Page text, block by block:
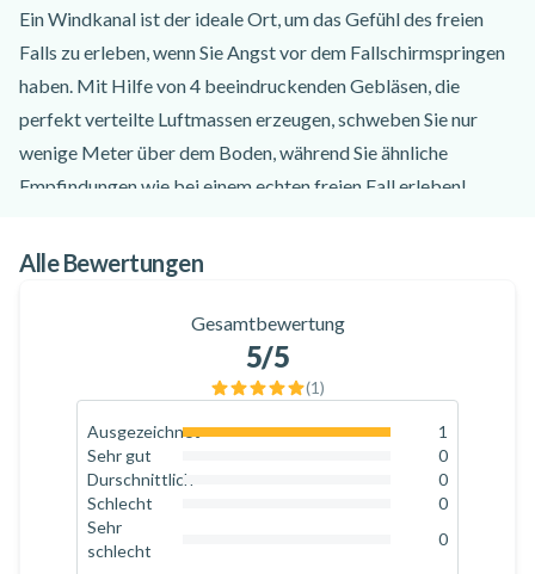
Ein Windkanal ist der ideale Ort, um das Gefühl des freien
Falls zu erleben, wenn Sie Angst vor dem Fallschirmspringen
haben. Mit Hilfe von 4 beeindruckenden Gebläsen, die
perfekt verteilte Luftmassen erzeugen, schweben Sie nur
wenige Meter über dem Boden, während Sie ähnliche
Empfindungen wie bei einem echten freien Fall erleben!
Profis werden Sie bei LUXFLY in Arlon, Belgien, einen
in einem Freifallsimulator in völliger Sicherheit machen. Mit
einer kompletten Flugausrüstung, die aus einem Anzug, einem
Helm und Ohrstöpseln besteht, sind Sie bereit, abzuheben!
Fluglehrers vor dem Flug zu folgen, um den freien Fall im
Windkanal voll zu genießen. Ihre Familie und Freunde können
Ihnen sogar bei der Simulation des freien Falls von einem
Entspannungsbereich rund um die Flugkammer aus zusehen!
Alle Bewertungen
Gesamtbewertung
5/5
(1)
Ausgezeichnet
1
Sehr gut
0
0
Durschnittlich
0
Schlecht
0
Sehr
schlecht
0